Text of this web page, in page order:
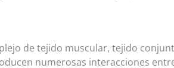
de tejido muscular, tejido
numerosas interacciones